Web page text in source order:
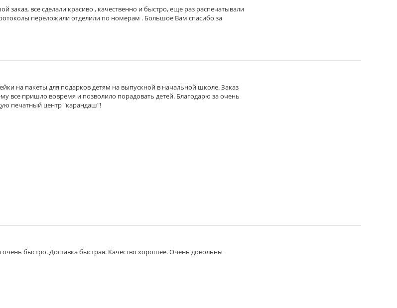
все сделали красиво , качественно и быстро, еще раз распечатывали
переложили отделили по номерам . Большое Вам спасибо за
на пакеты для подарков детям на выпускной в начальной школе. Заказ
все пришло вовремя и позволило порадовать детей. Благодарю за очень
печатный центр "карандаш"!
быстро. Доставка быстрая. Качество хорошее. Очень довольны